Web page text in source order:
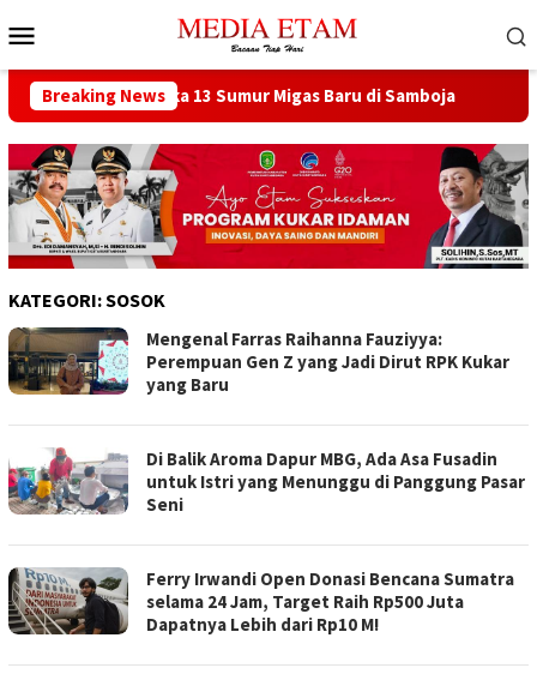
ke
Mobile
Breaking News
Buka 13 Sumur Migas Baru di Samboja
KATEGORI:SOSOK
Mengenal Farras Raihanna Fauziyya:
Perempuan Gen Z yang Jadi Dirut RPK Kukar
yang Baru
Di Balik Aroma Dapur MBG, Ada Asa Fusadin
untuk Istri yang Menunggu di Panggung Pasar
Seni
Ferry Irwandi Open Donasi Bencana Sumatra
selama 24 Jam, Target Raih Rp500 Juta
Dapatnya Lebih dari Rp10 M!